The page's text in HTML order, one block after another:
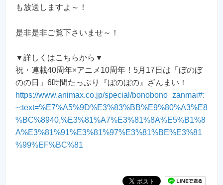
も放送しますよ～！
是非是非ご覧下さいませ～！
▼詳しくはこちらから▼
祝・連載40周年×アニメ10周年！5月17日は「ぼのぼ
のの日」6時間たっぷり『ぼのぼの』ざんまい！
https://www.animax.co.jp/special/bonobono_zanmai#:
~:text=%E7%A5%9D%E3%83%BB%E9%80%A3%E8
%BC%8940,%E3%81%A7%E3%81%8A%E5%B1%8
A%E3%81%91%E3%81%97%E3%81%BE%E3%81
%99%EF%BC%81